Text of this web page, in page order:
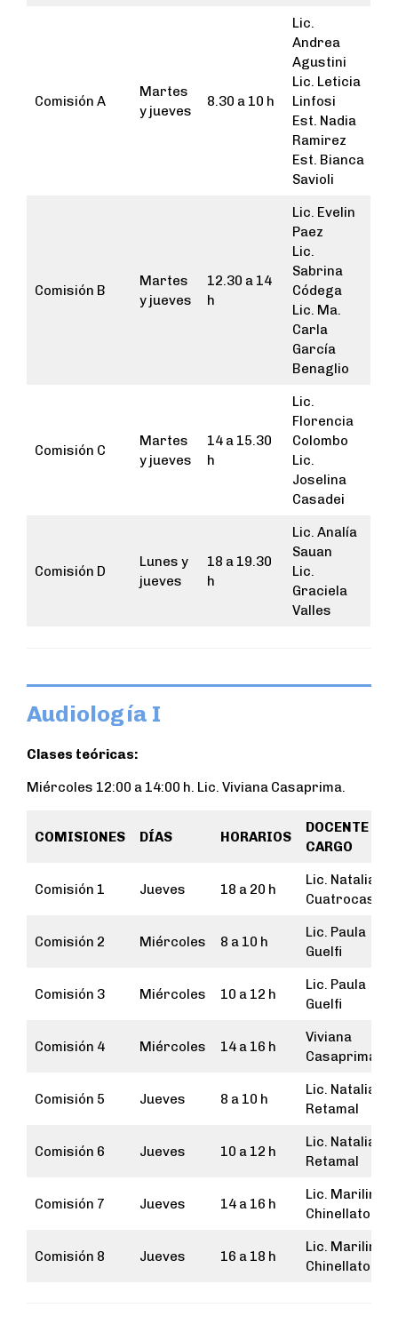
Comisión A
Martes
y jueves
8.30 a 10 h
Lic.
Andrea
Agustini
Lic. Leticia
Linfosi
Est. Nadia
Ramirez
Est. Bianca
Savioli
Comisión B
Martes
y jueves
12.30 a 14
h
Lic. Evelin
Paez
Lic.
Sabrina
Códega
Lic. Ma.
Carla
García
Benaglio
Comisión C
Martes
y jueves
14 a 15.30
h
Lic.
Florencia
Colombo
Lic.
Joselina
Casadei
Comisión D
Lunes y
jueves
18 a 19.30
h
Lic. Analía
Sauan
Lic.
Graciela
Valles
Audiología I
Clases teóricas:
Miércoles 12:00 a 14:00 h. Lic. Viviana Casaprima.
COMISIONES DÍAS HORARIOS
DOCENTE A
CARGO
Comisión 1 Jueves 18 a 20 h
Lic. Natalia
Cuatrocasas
Comisión 2 Miércoles 8 a 10 h
Lic. Paula
Guelfi
Comisión 3 Miércoles 10 a 12 h
Lic. Paula
Guelfi
Comisión 4 Miércoles 14 a 16 h
Viviana
Casaprima
Comisión 5 Jueves 8 a 10 h
Lic. Natalia
Retamal
Comisión 6 Jueves 10 a 12 h
Lic. Natalia
Retamal
Comisión 7 Jueves 14 a 16 h
Lic. Marilina
Chinellato
Comisión 8 Jueves 16 a 18 h
Lic. Marilina
Chinellato